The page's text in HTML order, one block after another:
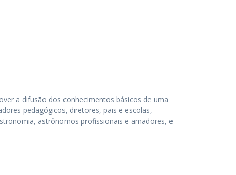
a difusão dos conhecimentos básicos de uma
pedagógicos, diretores, pais e escolas,
astrônomos profissionais e amadores, e